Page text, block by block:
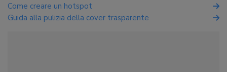
Come creare un hotspot
Guida alla pulizia della cover trasparente